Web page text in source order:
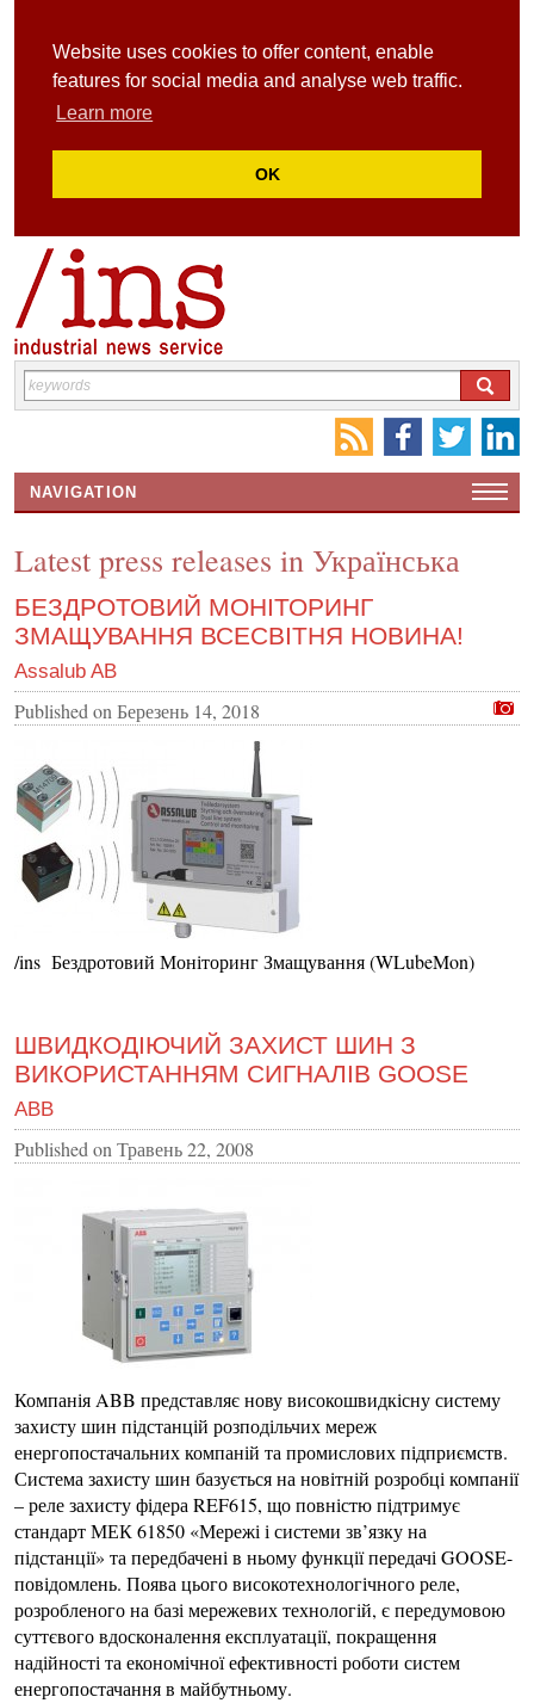
Website uses cookies to offer content, enable
features for social media and analyse web traffic.
Learn more
OK
NAVIGATION
CONTACT US
INS MAIN WEBSITE
ABOUT US
Latest press releases in Українська
БЕЗДРОТОВИЙ МОНІТОРИНГ
ЗМАЩУВАННЯ ВСЕСВІТНЯ НОВИНА!
Assalub AB
Published on Березень 14, 2018
/ins Бездротовий Моніторинг Змащування (WLubeMon)
ШВИДКОДІЮЧИЙ ЗАХИСТ ШИН З
ВИКОРИСТАННЯМ СИГНАЛІВ GOOSE
ABB
Published on Травень 22, 2008
Компанія ABB представляє нову високошвидкісну систему
захисту шин підстанцій розподільчих мереж
енергопостачальних компаній та промислових підприємств.
Система захисту шин базується на новітній розробці компанії
– реле захисту фідера REF615, що повністю підтримує
стандарт МЕК 61850 «Мережі і системи зв’язку на
підстанції» та передбачені в ньому функції передачі GOOSE-
повідомлень. Поява цього високотехнологічного реле,
розробленого на базі мережевих технологій, є передумовою
суттєвого вдосконалення експлуатації, покращення
надійності та економічної ефективності роботи систем
енергопостачання в майбутньому.